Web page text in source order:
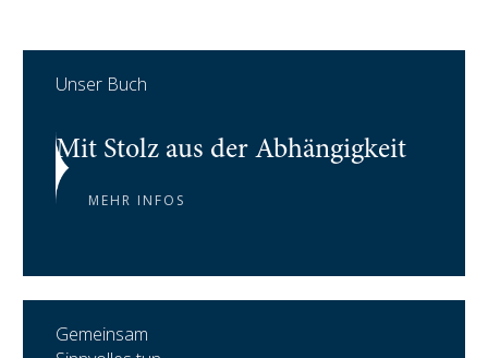
Unser Buch
Mit Stolz aus der Abhängigkeit
MEHR INFOS
Gemeinsam